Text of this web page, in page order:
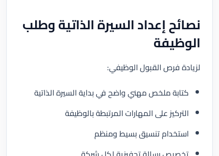
نصائح إعداد السيرة الذاتية وطلب
الوظيفة
لزيادة فرص القبول الوظيفي:
كتابة ملخص مهني واضح في بداية السيرة الذاتية
التركيز على المهارات المرتبطة بالوظيفة
استخدام تنسيق بسيط ومنظم